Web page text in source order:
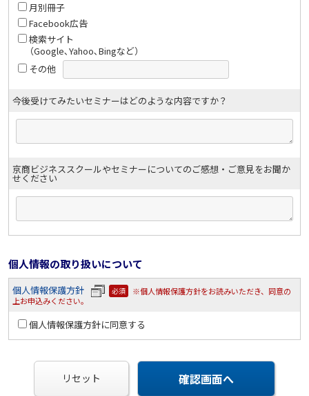
月別冊子
Facebook広告
検索サイト
（Google､Yahoo､Bingなど）
その他
今後受けてみたいセミナーはどのような内容ですか？
京商ビジネススクールやセミナーについてのご感想・ご意見をお聞か
せください
個人情報の取り扱いについて
個人情報保護方針 必須
※個人情報保護方針をお読みいただき、同意の
上お申込みください。
個人情報保護方針に同意する
リセット 確認画面へ